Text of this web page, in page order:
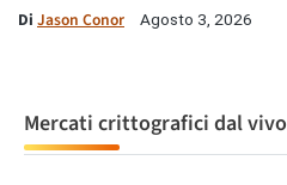
Di Jason Conor Agosto 3, 2026
Mercati crittografici dal vivo